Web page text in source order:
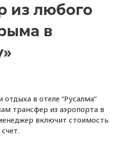
из любого
в
в отеле “Русалма”
трансфер из аэропорта в
включит стоимость